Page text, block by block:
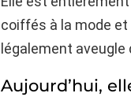
coiffés à la mode
légalement aveugle
Aujourd’hui,